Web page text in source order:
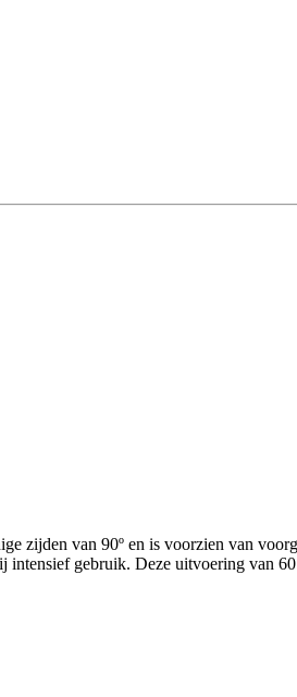
zijden van 90º en is voorzien van
intensief gebruik. Deze uitvoering van